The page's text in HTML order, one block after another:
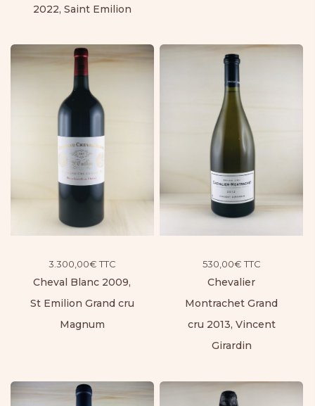
2022, Saint Emilion
3.300,00€ TTC
Cheval Blanc 2009,
St Emilion Grand cru
Magnum
530,00€ TTC
Chevalier
Montrachet Grand
cru 2013, Vincent
Girardin